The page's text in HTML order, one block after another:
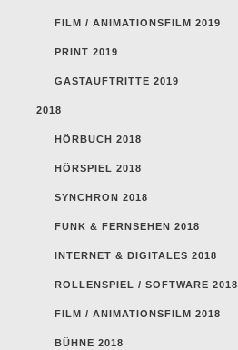
FILM / ANIMATIONSFILM 2019
PRINT 2019
GASTAUFTRITTE 2019
2018
HÖRBUCH 2018
HÖRSPIEL 2018
SYNCHRON 2018
FUNK & FERNSEHEN 2018
INTERNET & DIGITALES 2018
ROLLENSPIEL / SOFTWARE 2018
FILM / ANIMATIONSFILM 2018
BÜHNE 2018